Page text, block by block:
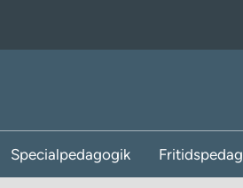
Specialpedagogik